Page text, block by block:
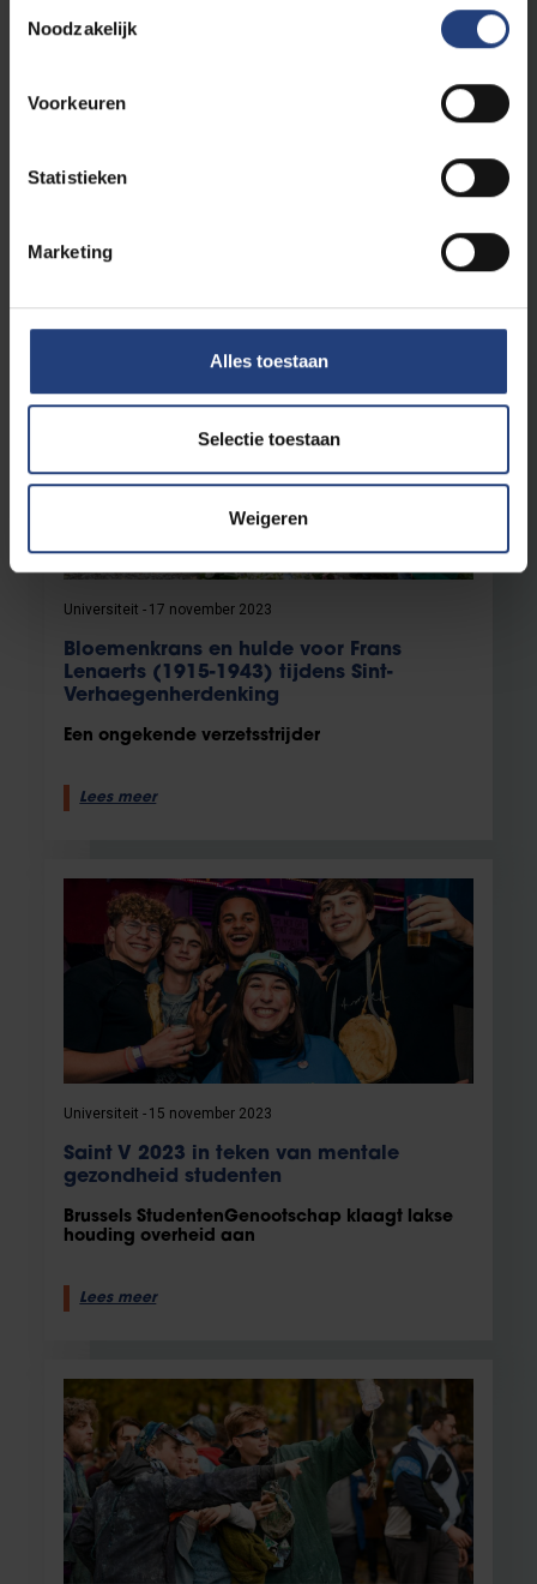
Noodzakelijk
Voorkeuren
Statistieken
Marketing
Alles toestaan
Selectie toestaan
Weigeren
Universiteit 17 november 2023
Bloemenkrans en hulde voor Frans
Lenaerts (1915-1943) tijdens Sint-
Verhaegenherdenking
Een ongekende verzetsstrijder
Lees meer
Universiteit 15 november 2023
Saint V 2023 in teken van mentale
gezondheid studenten
Brussels StudentenGenootschap klaagt lakse
houding overheid aan
Lees meer